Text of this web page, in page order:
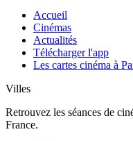
Accueil
Cinémas
Actualités
Télécharger l'app
Les cartes cinéma à
Villes
Retrouvez les séances de
France.